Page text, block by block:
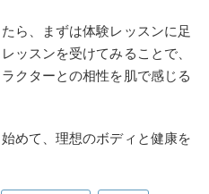
ら、まずは体験レッスンに足
ッスンを受けてみることで、
クターとの相性を肌で感じる
めて、理想のボディと健康を